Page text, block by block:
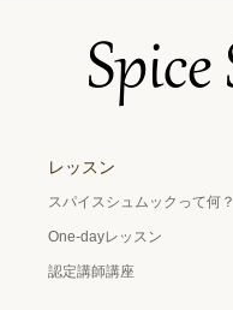
レッスン
スパイスシュムックって何？
One-dayレッスン
認定講師講座